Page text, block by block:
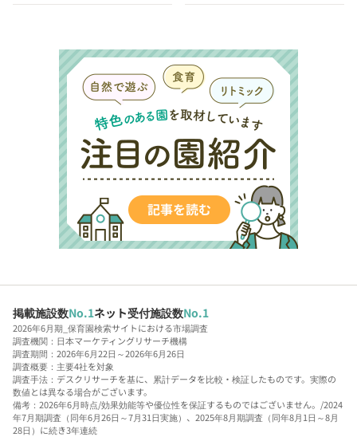
掲載施設数No.1ネット受付施設数No.1
2026年6月期_保育園検索サイトにおける市場調査
調査機関：日本マーケティングリサーチ機構
調査期間：2026年6月22日～2026年6月26日
調査概要：主要4社を対象
調査手法：デスクリサーチを基に、累計データを比較・検証したものです。実際の
数値とは異なる場合がございます。
備考：2026年6月時点/効果効能等や優位性を保証するものではございません。/2024
年7月期調査（同年6月26日～7月31日実施）、2025年8月期調査（同年8月1日～8月
28日）に続き3年連続